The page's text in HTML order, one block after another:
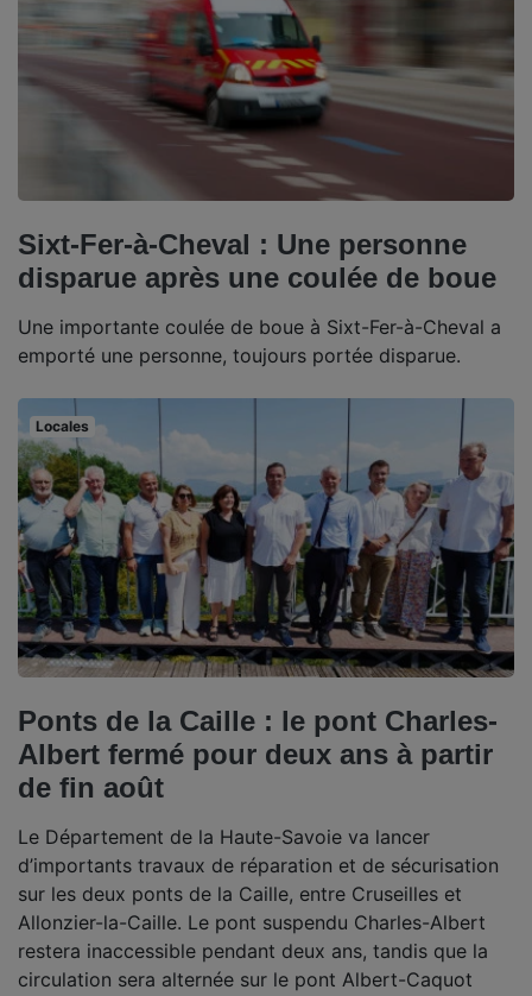
Sixt-Fer-à-Cheval : Une personne
disparue après une coulée de boue
Une importante coulée de boue à Sixt-Fer-à-Cheval a
emporté une personne, toujours portée disparue.
Locales
Ponts de la Caille : le pont Charles-
Albert fermé pour deux ans à partir
de fin août
Le Département de la Haute-Savoie va lancer
d’importants travaux de réparation et de sécurisation
sur les deux ponts de la Caille, entre Cruseilles et
Allonzier-la-Caille. Le pont suspendu Charles-Albert
restera inaccessible pendant deux ans, tandis que la
circulation sera alternée sur le pont Albert-Caquot